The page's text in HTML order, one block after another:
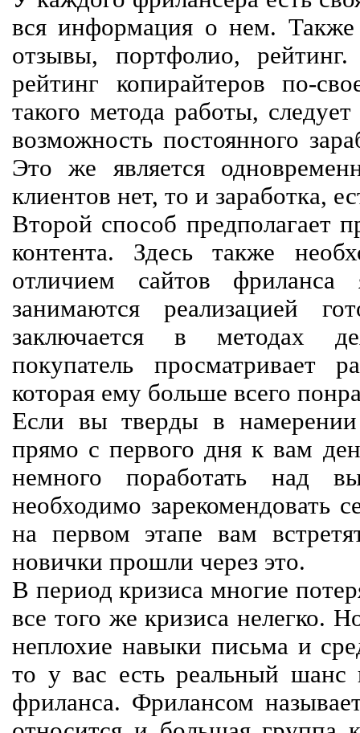
вся информация о нем. Также
отзывы, портфолио,
рейтинг копирайтеров по-
такого метода работы,
возможность постоянного
Это же является
клиентов нет, то и заработка,
Второй способ предполагает
контента. Здесь также
отличием сайтов
занимаются реализацией
заключается в методах
покупатель просматривает
которая ему больше всего
Если вы тверды в
прямо с первого дня к вам
немного поработать над
необходимо зарекомендовать
на первом этапе вам
новички прошли через это.
В период кризиса многие
все того же кризиса нелегко.
неплохие навыки письма и
то у вас есть реальный шанс
фриланса. Фрилансом